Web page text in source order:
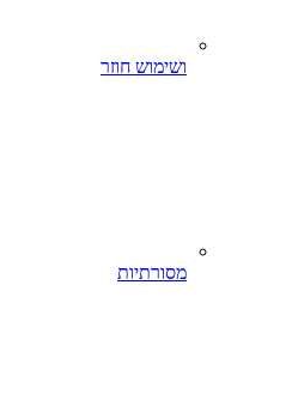
ושימוש חוזר
מסורתיות